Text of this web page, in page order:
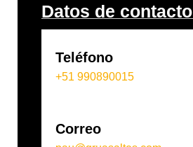
Datos de contacto
Teléfono
+51 990890015
Correo